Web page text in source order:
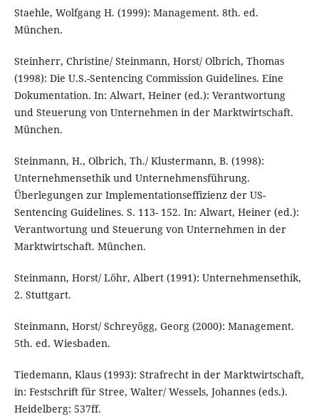
Staehle, Wolfgang H. (1999): Management. 8th. ed.
München.
Steinherr, Christine/ Steinmann, Horst/ Olbrich, Thomas
(1998): Die U.S.-Sentencing Commission Guidelines. Eine
Dokumentation. In: Alwart, Heiner (ed.): Verantwortung
und Steuerung von Unternehmen in der Marktwirtschaft.
München.
Steinmann, H., Olbrich, Th./ Klustermann, B. (1998):
Unternehmensethik und Unternehmensführung.
Überlegungen zur Implementationseffizienz der US-
Sentencing Guidelines. S. 113- 152. In: Alwart, Heiner (ed.):
Verantwortung und Steuerung von Unternehmen in der
Marktwirtschaft. München.
Steinmann, Horst/ Löhr, Albert (1991): Unternehmensethik,
2. Stuttgart.
Steinmann, Horst/ Schreyögg, Georg (2000): Management.
5th. ed. Wiesbaden.
Tiedemann, Klaus (1993): Strafrecht in der Marktwirtschaft,
in: Festschrift für Stree, Walter/ Wessels, Johannes (eds.).
Heidelberg: 537ff.